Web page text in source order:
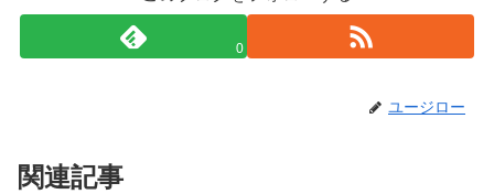
0
ユージロー
関連記事